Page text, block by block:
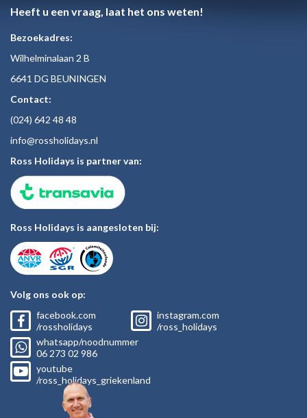
Heeft u een vraag, laat het ons weten!
Bezoekadres:
Wilhelminalaan 2 B
6641 DG BEUNINGEN
Contact:
(024) 642 48 48
info@rossholidays.nl
Ross Holidays is partner van:
Ross Holidays is aangesloten bij:
Volg ons ook op:
facebook.com
/rossholidays
instagram.com
/ross_holidays
whatsapp/noodnummer
06 273 02 986
youtube
/ross_holidays_griekenland